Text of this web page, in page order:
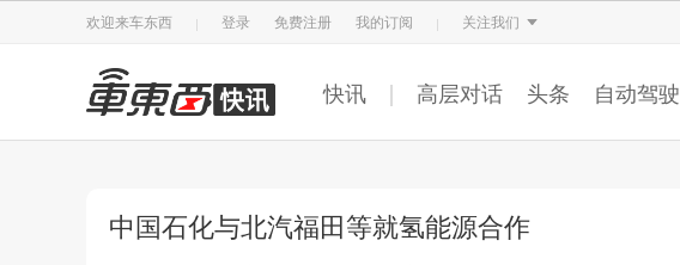
欢迎来车东西 登录 免费注册 我的订阅 关注我们
智东西 车东西 芯东西 智猩猩
快讯 高层对话 头条 自动驾驶
中国石化与北汽福田等就氢能源合作